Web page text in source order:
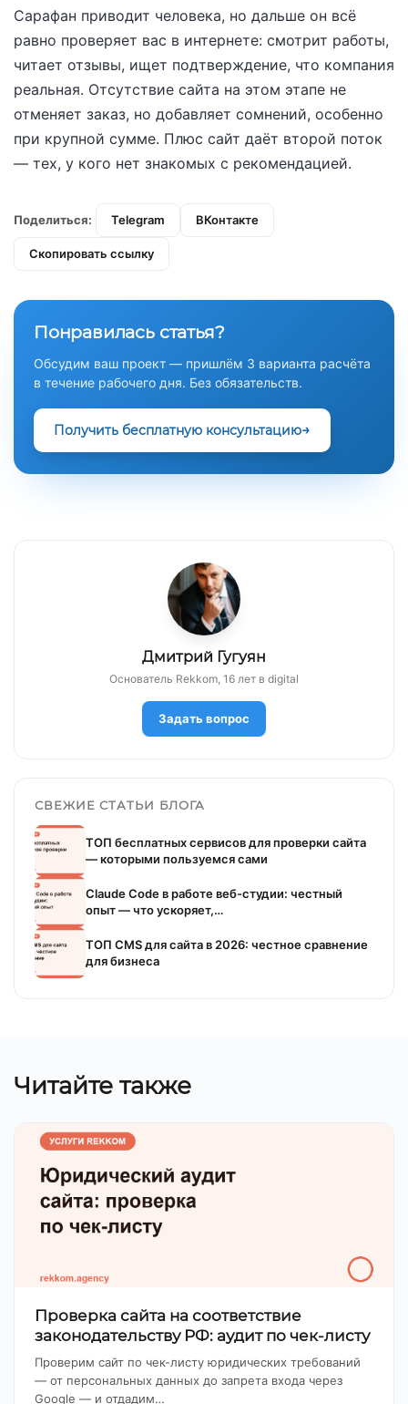
Сарафан приводит человека, но дальше он всё
равно проверяет вас в интернете: смотрит работы,
читает отзывы, ищет подтверждение, что компания
реальная. Отсутствие сайта на этом этапе не
отменяет заказ, но добавляет сомнений, особенно
при крупной сумме. Плюс сайт даёт второй поток
— тех, у кого нет знакомых с рекомендацией.
Поделиться: Telegram ВКонтакте
Скопировать ссылку
Понравилась статья?
Обсудим ваш проект — пришлём 3 варианта расчёта
в течение рабочего дня. Без обязательств.
Получить бесплатную консультацию
Дмитрий Гугуян
Основатель Rekkom, 16 лет в digital
Задать вопрос
СВЕЖИЕ СТАТЬИ БЛОГА
ТОП бесплатных сервисов для проверки сайта
— которыми пользуемся сами
Claude Code в работе веб-студии: честный
опыт — что ускоряет,…
ТОП CMS для сайта в 2026: честное сравнение
для бизнеса
Читайте также
Проверка сайта на соответствие
законодательству РФ: аудит по чек-листу
Проверим сайт по чек-листу юридических требований
— от персональных данных до запрета входа через
Google — и отдадим…